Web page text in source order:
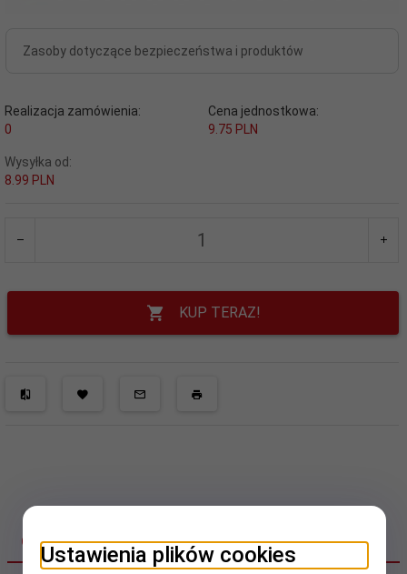
Zasoby dotyczące bezpieczeństwa i produktów
Realizacja zamówienia:
0
Cena jednostkowa:
9.75 PLN
Wysyłka od:
8.99 PLN
KUP TERAZ!
OPIS PRODUKTU
Ustawienia plików cookies